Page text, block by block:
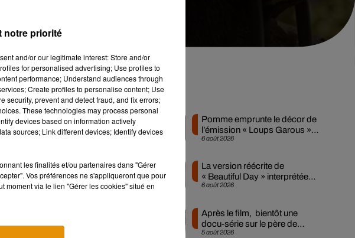
en place d'une
! Samedi 30 mars
gorilles ou encore
supériorité des
pourraient
Musique
6 août 2026
Pomme emprunte le décor de
l’émission « Loups Garous »
pour son...
6 août 2026
La version réécrite de
« Beautiful Day » interprétée
lors des...
5 août 2026
Après le film, bientôt une
docu-série sur le père de
Michael Jackson
notre priorité
and/or our legitimate interest: Store and/or
for personalised advertising; Use profiles to
performance; Understand audiences through
Create profiles to personalise content; Use
security, prevent and detect fraud, and fix errors;
These technologies may process personal
devices based on information actively
sources; Link different devices; Identify devices
les finalités et/ou partenaires dans "Gérer
Vos préférences ne s'appliqueront que pour
moment via le lien "Gérer les cookies" situé en